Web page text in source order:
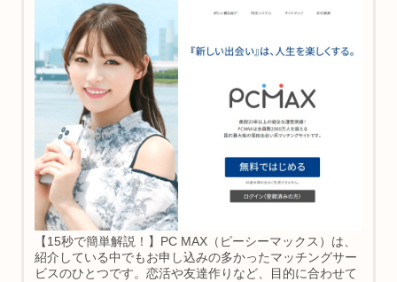
【15秒で簡単解説！】PC MAX（ピーシーマックス）は、
紹介している中でもお申し込みの多かったマッチングサー
ビスのひとつです。恋活や友達作りなど、目的に合わせて